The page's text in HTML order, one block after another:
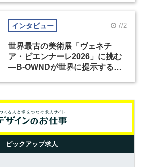
インタビュー 7/2
世界最古の美術展「ヴェネチ
ア・ビエンナーレ2026」に挑む
―B-OWNDが世界に提示する美
ピックアップ求人